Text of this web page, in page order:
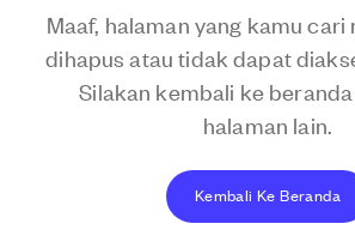
Maaf, halaman yang kamu cari
dihapus atau tidak dapat
Silakan kembali ke
halaman lain.
Kembali Ke Beranda